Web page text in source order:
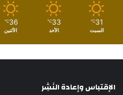
31
℃
السبت
33
℃
الأحد
36
℃
الأثنين
الإقتباس وإعادة النَشِر